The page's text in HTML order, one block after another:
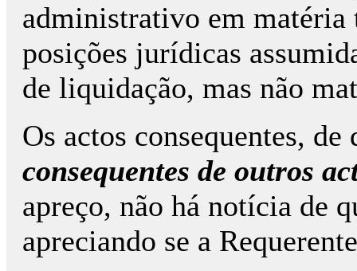
administrativo em
posições jurídicas
de liquidação, mas não
Os actos consequentes,
consequentes de outros
apreço, não há notícia de
apreciando se a